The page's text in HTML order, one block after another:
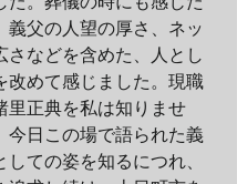
義父の人望の厚さ、ネッ
さなどを含めた、人とし
改めて感じました。現職
里正典を私は知りませ
今日この場で語られた義
ての姿を知るにつれ、